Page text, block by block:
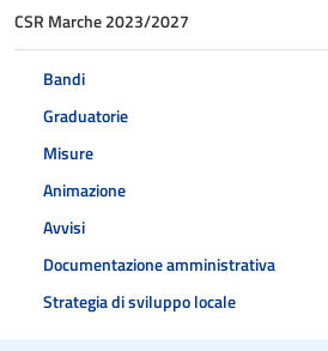
CSR Marche 2023/2027
Bandi
Graduatorie
Misure
Animazione
Avvisi
Documentazione amministrativa
Strategia di sviluppo locale